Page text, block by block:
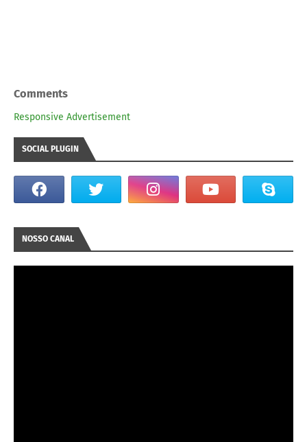
Comments
Responsive Advertisement
SOCIAL PLUGIN
NOSSO CANAL